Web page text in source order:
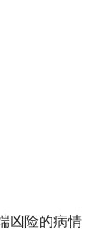
凶险的病情